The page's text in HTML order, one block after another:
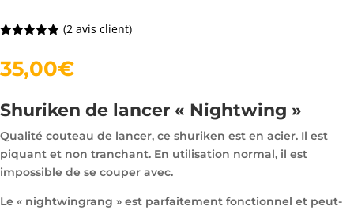
basé sur
notations
(2avis client)
35,00€
Shuriken de lancer « Nightwing »
Qualité couteau de lancer, ce shuriken est en acier. Il est
piquant et non tranchant. En utilisation normal, il est
impossible de se couper avec.
Le « nightwingrang » est parfaitement fonctionnel et peut-